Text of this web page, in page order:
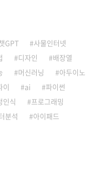
GPT
사물인터넷
디자인
배장열
머신러닝
아두이노
이 ai
파이썬
인식
프로그래밍
분석 아이패드